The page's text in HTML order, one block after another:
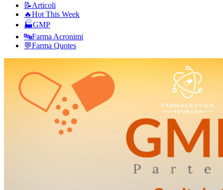
📝Articoli
🔥Hot This Week
🏭GMP
🔤Farma Acronimi
💬Farma Quotes